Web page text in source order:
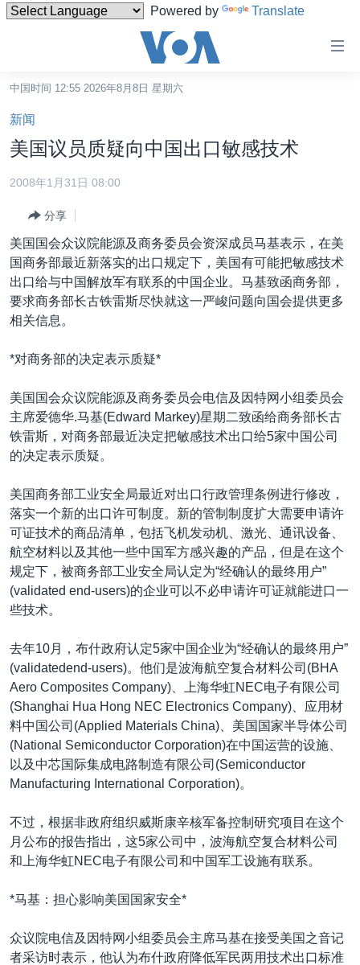
Powered by Translate
碍
链
接
跳
转
容
跳
到
跳
到
索
港澳
国际
最新国际新闻
印太
欧洲
非洲
美洲
全球议题
分类新闻
经济·金融·贸易
科教·文娱·体健
军事
劳工
环境
美中关系
白宫要闻
国会报道
美中关系
美国建国250周年
美国之音专访
重要讲话与声明
台海两岸关系
南中国海争端
关注新疆
GEN Z 看美国
VOA视频
VOA今日焦点
中文广播
其他语言网站
中国时间 12:55 2026年8月8日 星期六
新闻
美国议员质疑向中国出口敏感技术
2008年1月31日 08:00
分享
美国国会众议院能源及商务委员会资深成员马基表示，在美
国商务部最近新落实的出口规定下，美国有可能把敏感技术
出口给与中国解放军有联系的中国企业。马基致函商务部，
要求商务部长古铁雷斯尽快就这一严峻问题向国会提供更多
相关信息。
*对商务部的决定表示质疑*
美国国会众议院能源及商务委员会电信及因特网小组委员会
主席爱德华.马基(Edward Markey)星期二致函给商务部长古
铁雷斯，对商务部最近决定把敏感技术出口给5家中国公司
的决定表示质疑。
美国商务部工业安全局最近对出口行政管理条例进行修改，
落实一个新的出口许可制度。新的管制制度扩大需要申请许
可证技术的商品清单，包括飞机发动机、激光、通讯设备、
航空材料以及其他一些中国军方感兴趣的产品，但是在这个
规定下，被商务部工业安全局认定为“经确认的最终用户”
(validated end-users)的企业可以不必申请许可证就能进口一
些技术。
去年10月，布什政府认定5家中国企业为“经确认的最终用户”
(validatedend-users)。他们是波海航空复合材料公司(BHA
Aero Composites Company)、上海华虹NEC电子有限公司
(Shanghai Hua Hong NEC Electronics Company)、应用材
料中国公司(Applied Materials China)、美国国家半导体公司
(National Semiconductor Corporation)在中国运营的设施、
以及中芯国际集成电路制造有限公司(Semiconductor
Manufacturing International Corporation)。
不过，根据非政府组织威斯康辛核军备控制研究项目在这个
月公布的报告指出，这5家公司中，波海航空复合材料公司
和上海华虹NEC电子有限公司和中国军工设施有联系。
*马基：担心影响美国国家安全*
众议院电信及因特网小组委员会主席马基在接受美国之音记
者采访时表示，他认为布什政府降低军民两用技术出口标准